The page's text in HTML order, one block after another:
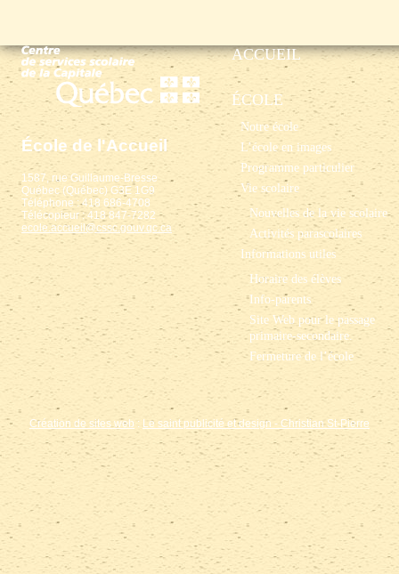
École de l'Accueil
1587, rue Guillaume-Bresse
Québec (Québec) G3E 1G9
Téléphone : 418 686-4708
Télécopieur : 418 847-7282
ecole.accueil@cssc.gouv.qc.ca
ACCUEIL
ÉCOLE
Notre école
L’école en images
Programme particulier
Vie scolaire
Nouvelles de la vie scolaire
Activités parascolaires
Informations utiles
Horaire des élèves
Info-parents
Site Web pour le passage
primaire-secondaire.
Fermeture de l’école
Création de sites web : Le saint publicité et design - Christian St-Pierre